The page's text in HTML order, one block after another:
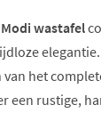
wastafel
het
een rustige,